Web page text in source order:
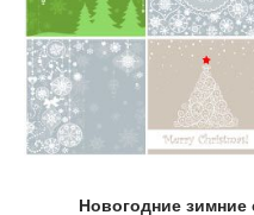
Новогодние